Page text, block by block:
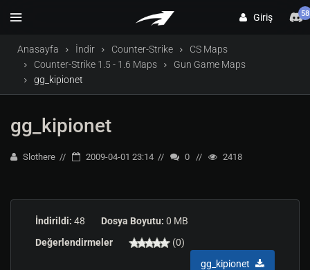
Giriş 58
Anasayfa İndir Counter-Strike
CS Maps
Counter-Strike 1.5 - 1.6 Maps
Gun Game Maps
gg_kipionet
gg_kipionet
Slothere 2009-04-01 23:14 0 2418
İndirildi: 48 Dosya Boyutu: 0 MB
Değerlendirmeler
(0)
gg_kipionet